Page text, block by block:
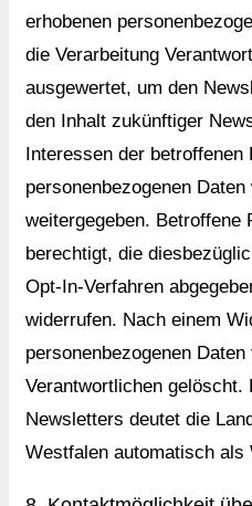
erhobenen
die Verarbeitung
ausgewertet, um den
den Inhalt zukünftiger
Interessen der
personenbezogenen
weitergegeben. Betroffene
berechtigt, die
Opt-In-Verfahren
widerrufen. Nach einem
personenbezogenen
Verantwortlichen gelöscht.
Newsletters deutet die
Westfalen automatisch als